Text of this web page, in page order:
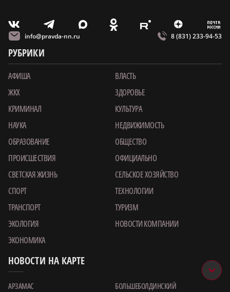
V T X O E Z m
info@pravda-nn.ru 8 (831) 233-94-53
РУБРИКИ
АФИША
ВЛАСТЬ
ЖКХ
ЗДОРОВЬЕ
КРИМИНАЛ
КУЛЬТУРА
НАУКА
НЕДВИЖИМОСТЬ
ОБРАЗОВАНИЕ
ОБЩЕСТВО
ПРОИСШЕСТВИЯ
ОФИЦИАЛЬНО
СВЕТСКАЯ ЖИЗНЬ
СЕЛЬСКОЕ ХОЗЯЙСТВО
СПОРТ
ТЕХНОЛОГИИ
ТРАНСПОРТ
ТУРИЗМ
ЭКОЛОГИЯ
НОВОСТИ КОМПАНИИ
ЭКОНОМИКА
НОВОСТИ НА КАРТЕ
АРЗАМАС
БОЛЬШЕБОЛДИНСКИЙ